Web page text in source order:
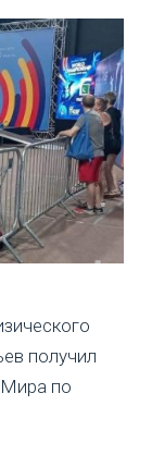
получил
по